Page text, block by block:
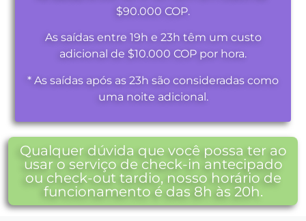
$90.000 COP.
As saídas entre 19h e 23h têm um custo
adicional de $10.000 COP por hora.
* As saídas após as 23h são consideradas como
uma noite adicional.
Qualquer dúvida que você possa ter ao
usar o serviço de check-in antecipado
ou check-out tardio, nosso horário de
funcionamento é das 8h às 20h.